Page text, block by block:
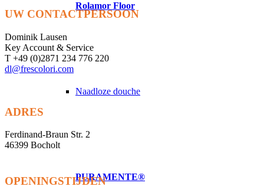
Rolamor Floor
Naadloze douche
PURAMENTE®
UW CONTACTPERSOON
Dominik Lausen
Key Account & Service
T +49 (0)2871 234 776 220
dl@frescolori.com
ADRES
Ferdinand-Braun Str. 2
46399 Bocholt
OPENINGSTIJDEN